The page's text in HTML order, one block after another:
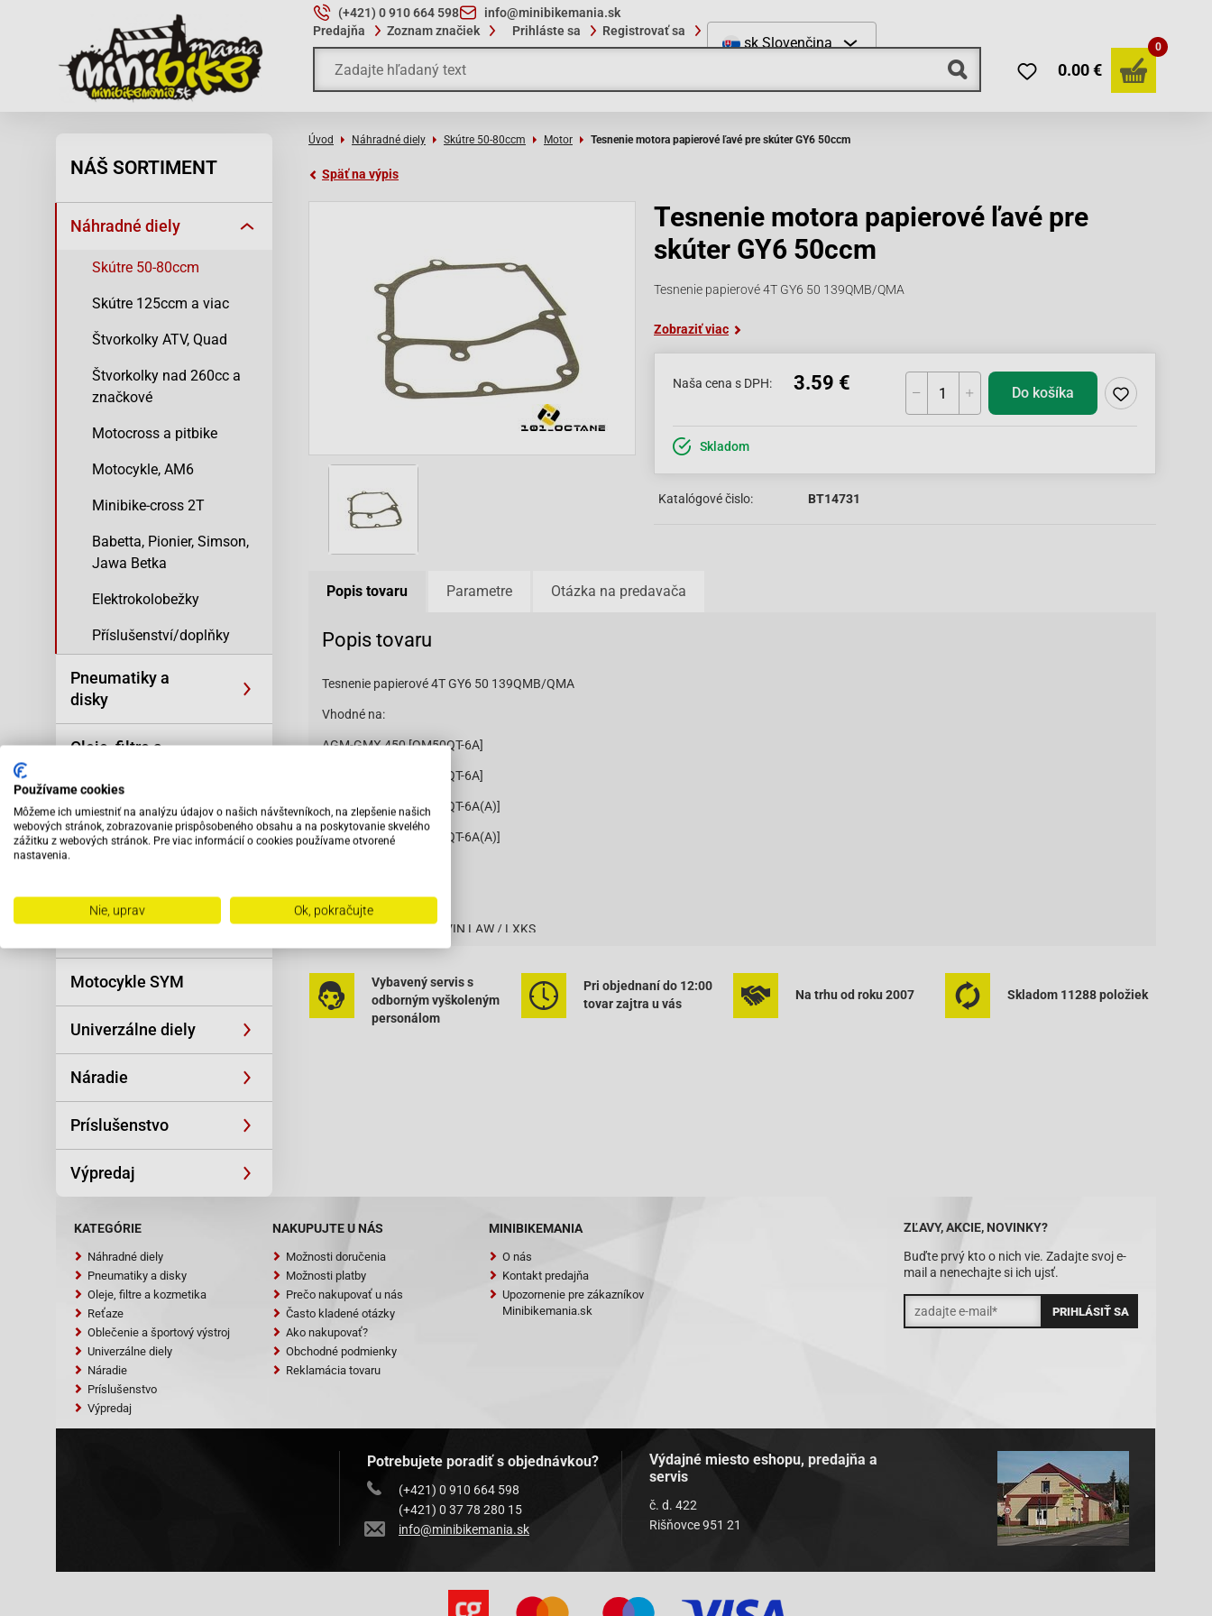
(+421) 0 910 664 598
info@minibikemania.sk
Predajňa
Zoznam značiek Prihláste sa Registrovať sa
sk Slovenčina
0.00 €
0
NÁŠ SORTIMENT
Náhradné diely
Skútre 50-80ccm
Skútre 125ccm a viac
Štvorkolky ATV, Quad
Štvorkolky nad 260cc a
značkové
Motocross a pitbike
Motocykle, AM6
Minibike-cross 2T
Babetta, Pionier, Simson,
Jawa Betka
Elektrokolobežky
Příslušenství/doplňky
Pneumatiky a
disky
Oleje, filtre a
Reťaze
Motocykle SYM
Univerzálne diely
Náradie
Príslušenstvo
Výpredaj
Úvod Náhradné diely Skútre 50-80ccm Motor Tesnenie motora papierové ľavé pre skúter GY6 50ccm
Späť na výpis
Tesnenie motora papierové ľavé pre
skúter GY6 50ccm
Tesnenie papierové 4T GY6 50 139QMB/QMA
Zobraziť viac
Naša cena s DPH: 3.59 € Do košíka
Skladom
Katalógové čislo: BT14731
Popis tovaru Parametre Otázka na predavača
Popis tovaru
Tesnenie papierové 4T GY6 50 139QMB/QMA
Vhodné na:
AGM-GMX 450 [QM50QT-6A]
AGM-GMX 450 [QM50QT-6A]
AGM-GMX 500 [QM50QT-6A(A)]
AGM-GMX 500 [QM50QT-6A(A)]
Baja-BE500 50 4T
Baja-Suncity SC50 4T VIN LAW / LXKS
Baja-Suncity SC50 4T VIN LWGT
Baja-Suncity SC50 4T VIN LWGT
Baotian-BT49QT-12D Hero
Baotian-BT49QT-12E Rocky
Baotian-BT49QT-12E Rocky
Baotian-BT49QT-12F Tanco
Baotian-BT49QT-12G
Baotian-BT49QT-12P1 Tiger
Baotian-BT49QT-12P1 Tiger
Baotian-BT49QT-20A2
Baotian-BT49QT-2A Big Panther
Čítať viac
Vybavený servis s
odborným vyškoleným
personálom
Pri objednaní do 12:00
tovar zajtra u vás
Na trhu od roku 2007 Skladom 11288 položiek
ZĽAVY, AKCIE, NOVINKY?
Buďte prvý kto o nich vie. Zadajte svoj e-
mail a nenechajte si ich ujsť.
KATEGÓRIE
Náhradné diely
Pneumatiky a disky
Oleje, filtre a kozmetika
Reťaze
Oblečenie a športový výstroj
Univerzálne diely
Náradie
Príslušenstvo
Výpredaj
NAKUPUJTE U NÁS
Možnosti doručenia
Možnosti platby
Prečo nakupovať u nás
Často kladené otázky
Ako nakupovať?
Obchodné podmienky
Reklamácia tovaru
MINIBIKEMANIA
O nás
Kontakt predajňa
Upozornenie pre zákazníkov
Minibikemania.sk
Potrebujete poradiť s objednávkou?
(+421) 0 910 664 598
(+421) 0 37 78 280 15
info@minibikemania.sk
Výdajné miesto eshopu, predajňa a
servis
č. d. 422
Rišňovce 951 21
Používame cookies
Môžeme ich umiestniť na analýzu údajov o našich návštevníkoch, na zlepšenie našich
webových stránok, zobrazovanie prispôsobeného obsahu a na poskytovanie skvelého
zážitku z webových stránok. Pre viac informácií o cookies používame otvorené
nastavenia.
Nie, uprav Ok, pokračujte